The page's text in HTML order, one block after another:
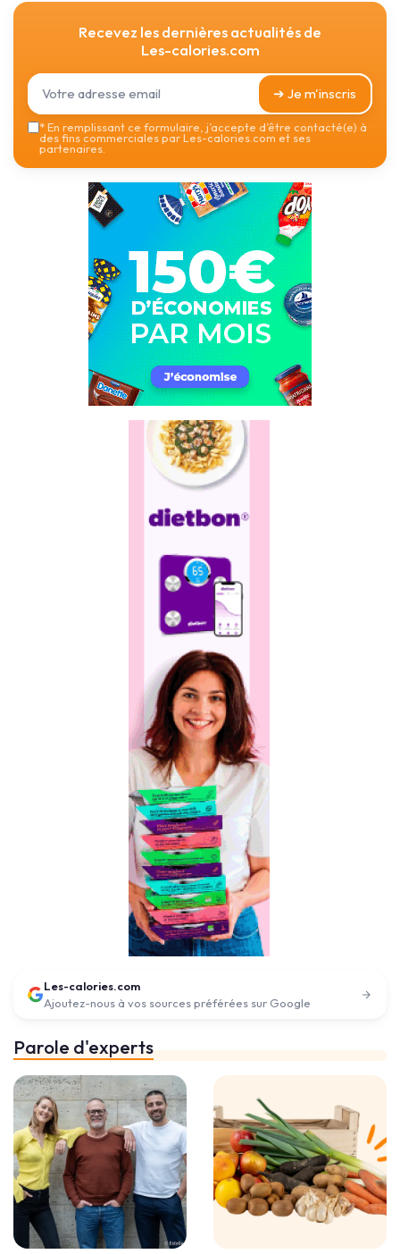
Recevez les dernières actualités de
Les-calories.com
➔ Je m'inscris
*En remplissant ce formulaire, j’accepte d’être contacté(e) à
des fins commerciales par Les-calories.com et ses
partenaires.
Les-calories.com
Ajoutez-nous à vos sources préférées sur Google
Parole d'experts